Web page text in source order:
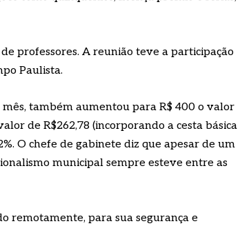
professores. A reunião teve a participação
Paulista.
também aumentou para R$ 400 o valor
de R$262,78 (incorporando a cesta básica
O chefe de gabinete diz que apesar de um
municipal sempre esteve entre as
remotamente, para sua segurança e